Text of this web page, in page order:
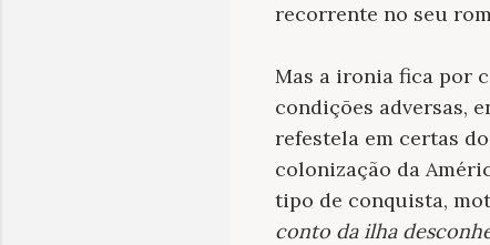
recorrente no seu
Mas a ironia fica por
condições adversas,
refestela em certas
colonização da
tipo de conquista,
conto da ilha